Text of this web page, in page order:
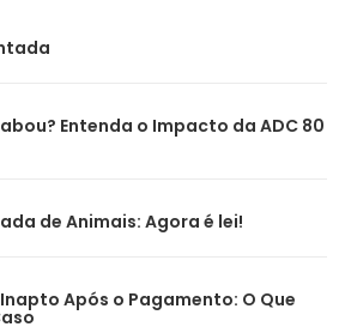
Entenda o Impacto da ADC 80
de Animais: Agora é lei!
Após o Pagamento: O Que